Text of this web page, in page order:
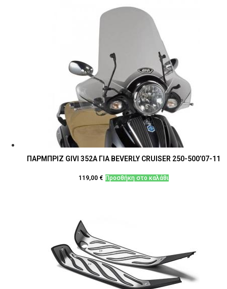
ΠΑΡΜΠΡΙΖ GIVI 352Α ΓΙΑ BEVERLY CRUISER 250-500’07-11
119,00 € Προσθήκη στο καλάθι